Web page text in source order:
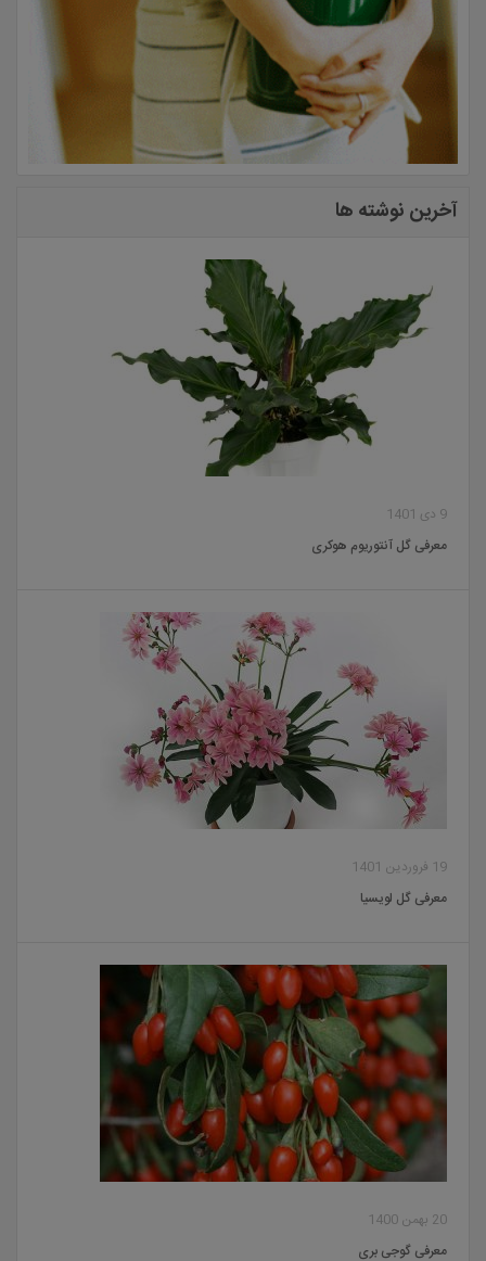
آخرین نوشته ها
9 دی 1401
معرفی گل آنتوریوم هوکری
19 فروردین 1401
معرفی گل لویسیا
20 بهمن 1400
معرفی گوجی بری